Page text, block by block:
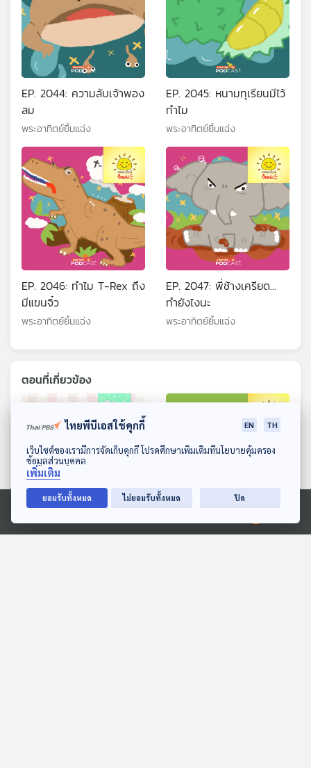
ดาวน์โหลด Thai PBS Podcast Application
Ⓒ 2020 องค์การกระจายเสียงและแพร่ภาพสาธารณะแห่งประเทศไทย
EP. 2044: ความลับเจ้าพอง
ลม
พระอาทิตย์ยิ้มแฉ่ง
EP. 2045: หนามทุเรียนมีไว้
ทำไม
พระอาทิตย์ยิ้มแฉ่ง
EP. 2046: ทำไม T-Rex ถึง
มีแขนจิ๋ว
พระอาทิตย์ยิ้มแฉ่ง
EP. 2047: พี่ช้างเครียด...
ทำยังไงนะ
พระอาทิตย์ยิ้มแฉ่ง
ตอนที่เกี่ยวข้อง
บันทึกของฉัน
EP. 2058: ทำไมต้องนอน
ไทยพีบีเอสใช้คุกกี้ EN TH
เว็บไซต์ของเรามีการจัดเก็บคุกกี้ โปรดศึกษาเพิ่มเติมที่นโยบายคุ้มครอง
ข้อมูลส่วนบุคคล
เพิ่มเติม
ยอมรับทั้งหมด ไม่ยอมรับทั้งหมด ปิด